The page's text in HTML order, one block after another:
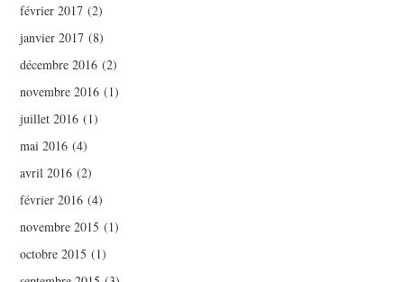
février 2017 (2)
janvier 2017 (8)
décembre 2016 (2)
novembre 2016 (1)
juillet 2016 (1)
mai 2016 (4)
avril 2016 (2)
février 2016 (4)
novembre 2015 (1)
octobre 2015 (1)